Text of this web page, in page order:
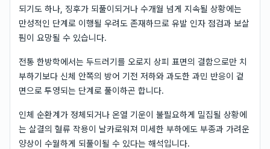
되기도 하나, 징후가 되풀이되거나 수개월 넘게 지속될 상황에는
만성적인 단계로 이행될 우려도 존재하므로 유발 인자 점검과 보살
핌이 요망될 수 있습니다.
전통 한방학에서는 두드러기를 오로지 상피 표면의 결함으로만 치
부하기보다 신체 안쪽의 방어 기전 저하와 과도한 과민 반응이 겉
면으로 투영되는 단계로 풀이하곤 합니다.
인체 순환계가 정체되거나 온열 기운이 불필요하게 밀집될 상황에
는 살결의 혈류 작용이 날카로워져 미세한 부하에도 부종과 가려운
양상이 수월하게 되풀이될 수 있다는 해석입니다.